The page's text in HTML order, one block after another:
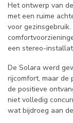
Het ontwerp van
met een ruime
voor
een stereo-
De Solara werd
rijcomfort, maar de
de positieve
niet volledig
wat bijdroeg aan